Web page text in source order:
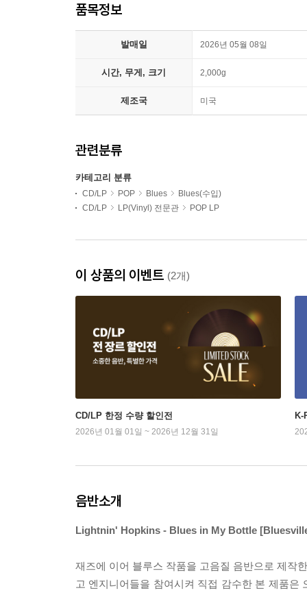
품목정보
발매일 2026년 05월 08일
시간, 무게, 크기 2,000g
제조국 미국
관련분류
카테고리 분류
CD/LP POP Blues
Blues(수입)
CD/LP
LP(Vinyl) 전문관 POP LP
이 상품의 이벤트 (2개)
CD/LP 한정 수량 할인전
2026년 01월 01일 ~ 2026년 12월 31일
K-
음반소개
Lightnin' Hopkins - Blues in My Bottle
재즈에 이어 블루스 작품을 고음질 음반으로 제작
고 엔지니어들을 참여시켜 직접 감수한 본 제품은